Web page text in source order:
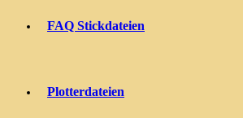
FAQ Stickdateien
Plotterdateien